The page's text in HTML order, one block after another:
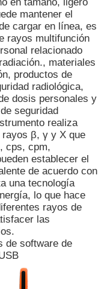
mantener el
cargar en línea, es
rayos multifunción
relacionado
materiales
productos de
radiológica,
dosis personales y
seguridad
realiza
rayos β, γ y Χ que
cps, cpm,
establecer el
de acuerdo con
una tecnología
lo que hace
rayos de
las
de software de